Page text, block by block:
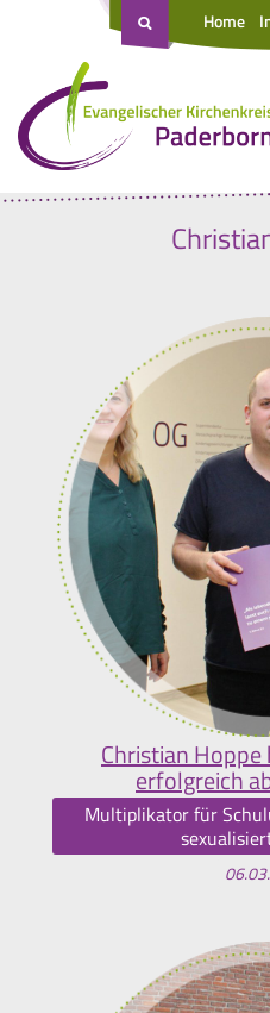
Home
Christian
erfolgreich
Multiplikator für